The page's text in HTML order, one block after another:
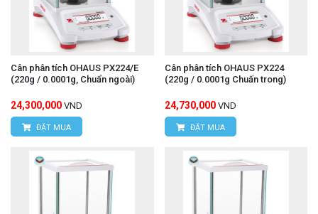
Cân phân tích OHAUS PX224/E
(220g / 0.0001g, Chuẩn ngoài)
24,300,000 VND
ĐẶT MUA
Cân phân tích OHAUS PX224
(220g / 0.0001g Chuấn trong)
24,730,000 VND
ĐẶT MUA